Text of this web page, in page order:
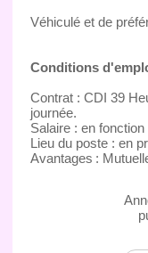
Véhiculé et de
Conditions
Contrat : CDI 39
journée.
Salaire : en
Lieu du poste : en
Avantages :